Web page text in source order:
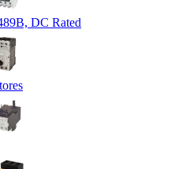
DC Rated